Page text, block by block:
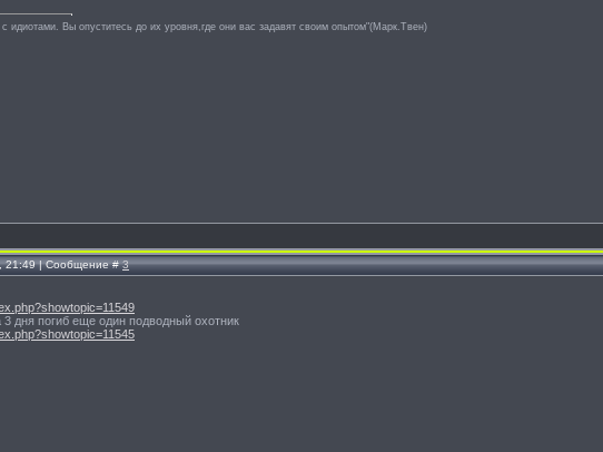
с идиотами. Вы опуститесь до их уровня,где они вас задавят своим опытом"(Марк.Твен)
21:49 | Сообщение #3
3 дня погиб еще один подводный охотник